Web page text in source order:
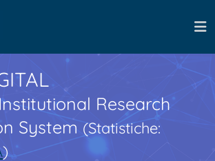
Research
System(Statistiche:
)